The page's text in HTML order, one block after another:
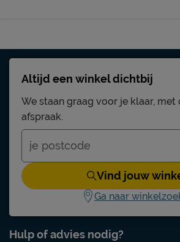
Hulp of advies nodig?
Altijd een winkel dichtbij
We staan graag voor je klaar, met
afspraak.
Vind jouw
Ga naar